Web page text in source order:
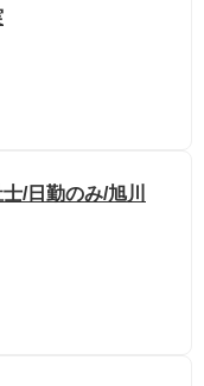
/日勤のみ/旭川